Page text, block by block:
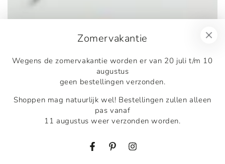
Zomervakantie
Wegens de zomervakantie worden er van 20 juli t/m 10
augustus
geen bestellingen verzonden.
Shoppen mag natuurlijk wel! Bestellingen zullen alleen
pas vanaf
11 augustus weer verzonden worden.
FacebookPinterestInstagram